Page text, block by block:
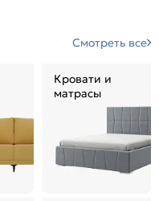
Смотреть все
Кровати и
матрасы